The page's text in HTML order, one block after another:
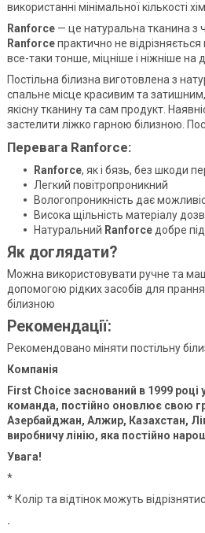
використанні мінімальної кількості
Ranforce — це натуральна тканина з
Ranforceпрактично не
все-таки тонше, міцніше і ніжніше на
Постільна білизна виготовлена з
спальне місце красивим та
якісну тканину та сам продукт.
застелити ліжко гарною білизною.
Перевага Ranforce:
Ranforce, як і бязь, без шкоди
Легкий повітропроникний
Вологопроникність дає
Висока щільність матеріалу
Натуральний Ranforce добре
Як доглядати?
Можна використовувати ручне та
допомогою рідких засобів для
білизною
Рекомендації:
Рекомендовано міняти постільну
Компанія
First Choice заснований в 1999 році
команда, постійно оновлює свою
Азербайджан, Алжир, Казахстан,
виробничу лінію, яка постійно
Увага!
*
* Колір та відтінок можуть
.